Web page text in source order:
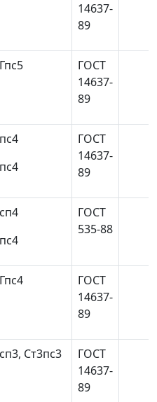
14637-
89
ГОСТ
14637-
89
ГОСТ
14637-
89
ГОСТ
535-88
ГОСТ
14637-
89
Ст3пс3
ГОСТ
14637-
89